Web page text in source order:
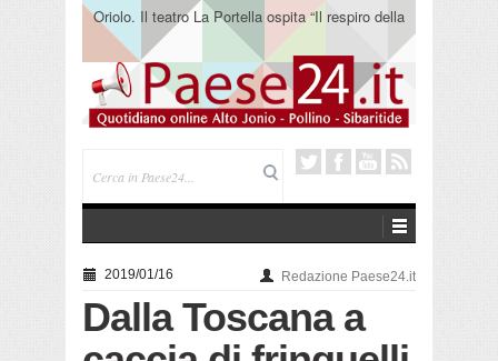
Oriolo. Il teatro La Portella ospita “Il respiro della
terra” del collettivo 365
2019/01/16 Redazione Paese24.it
Dalla Toscana a